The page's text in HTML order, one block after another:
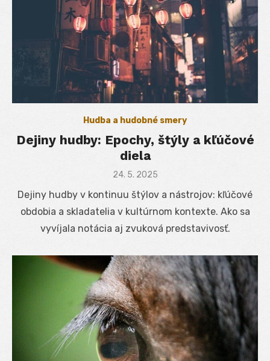
Hudba a hudobné smery
Dejiny hudby: Epochy, štýly a kľúčové
diela
Posted
24. 5. 2025
Dejiny hudby v kontinuu štýlov a nástrojov: kľúčové
obdobia a skladatelia v kultúrnom kontexte. Ako sa
vyvíjala notácia aj zvuková predstavivosť.